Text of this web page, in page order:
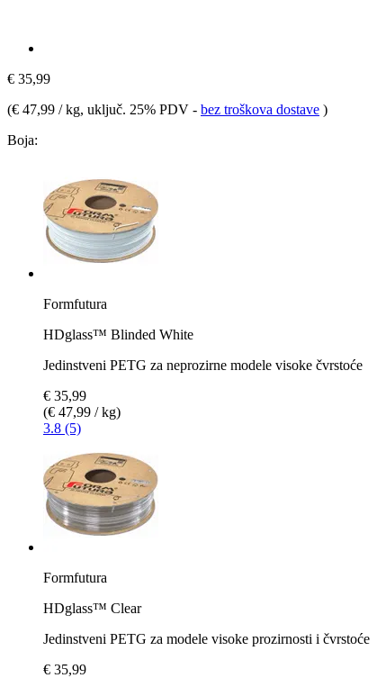
€ 35,99
(€ 47,99 / kg, uključ. 25% PDV - bez troškova dostave )
Boja:
Formfutura
HDglass™ Blinded White
Jedinstveni PETG za neprozirne modele visoke čvrstoće
€ 35,99
(€ 47,99 / kg)
3.8 (5)
Formfutura
HDglass™ Clear
Jedinstveni PETG za modele visoke prozirnosti i čvrstoće
€ 35,99